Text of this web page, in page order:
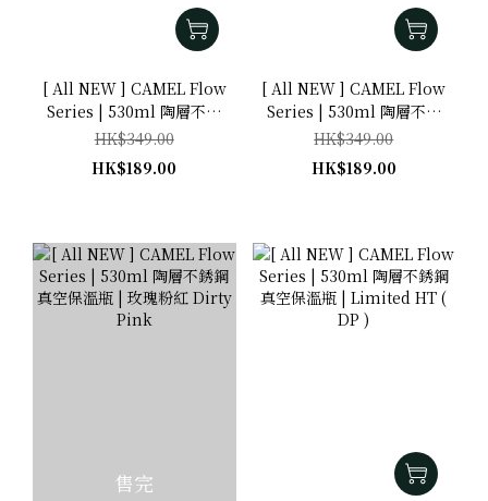
[ All NEW ] CAMEL Flow
Series | 530ml 陶層不銹
鋼真空保溫瓶 | 鋼鐵灰
Gun Metal
HK$349.00
HK$189.00
[ All NEW ] CAMEL Flow
Series | 530ml 陶層不銹
鋼真空保溫瓶 | 牛仔藍
Jeans Blue
HK$349.00
HK$189.00
售完